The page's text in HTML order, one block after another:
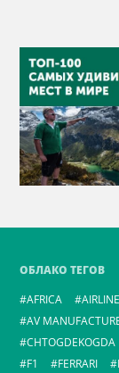
ОБЛАКО ТЕГОВ
AFRICA
AV
CHTOGDEKOGDA
F1
FERRARI